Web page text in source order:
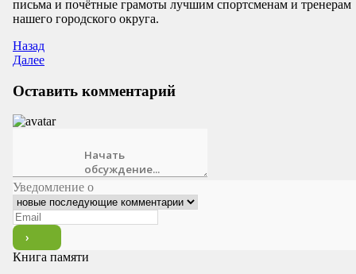
письма и почётные грамоты лучшим спортсменам и тренерам
нашего городского округа.
Назад
Далее
Оставить комментарий
Уведомление о
Книга памяти